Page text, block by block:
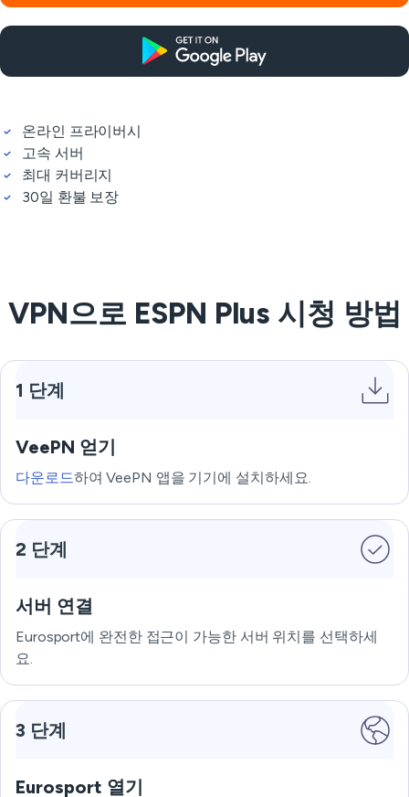
온라인 프라이버시
고속 서버
최대 커버리지
30일 환불 보장
VPN으로 ESPN Plus 시청 방법
1 단계
VeePN 얻기
다운로드하여 VeePN 앱을 기기에 설치하세요.
2 단계
서버 연결
Eurosport에 완전한 접근이 가능한 서버 위치를 선택하세
요.
3 단계
Eurosport 열기